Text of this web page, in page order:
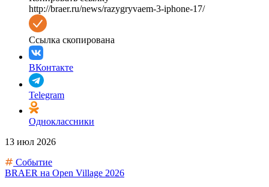
http://braer.ru/news/razygryvaem-3-iphone-17/
Ссылка скопирована
ВКонтакте
Telegram
Одноклассники
13 июл 2026
Событие
BRAER на Open Village 2026